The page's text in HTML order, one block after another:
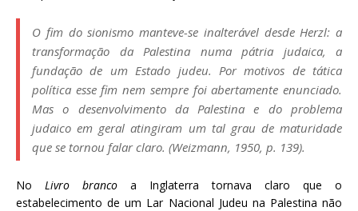
O fim do sionismo manteve-se inalterável desde Herzl: a
transformação da Palestina numa pátria judaica, a
fundação de um Estado judeu. Por motivos de tática
política esse fim nem sempre foi abertamente enunciado.
Mas o desenvolvimento da Palestina e do problema
judaico em geral atingiram um tal grau de maturidade
que se tornou falar claro. (Weizmann, 1950, p. 139).
No Livro branco a Inglaterra tornava claro que o
estabelecimento de um Lar Nacional Judeu na Palestina não